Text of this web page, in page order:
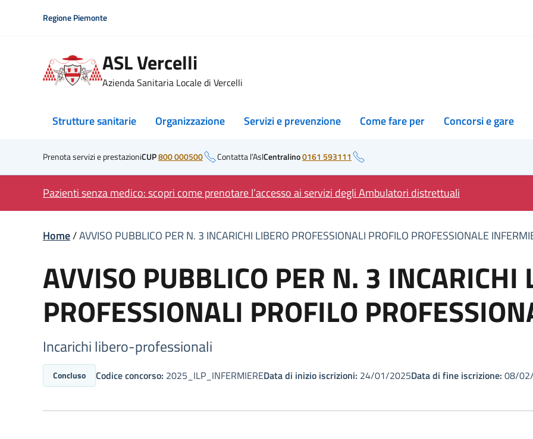
Regione Piemonte
ASL Vercelli
Azienda Sanitaria Locale di Vercelli
Strutture sanitarie Organizzazione Servizi e prevenzione Come fare per Concorsi e gare
Prenota servizi e prestazioniCUP800 000500 Contatta l’AslCentralino0161 593111
Pazienti senza medico: scopri come prenotare l’accesso ai servizi degli Ambulatori distrettuali
Home/AVVISO PUBBLICO PER N. 3 INCARICHI LIBERO PROFESSIONALI PROFILO PROFESSIONALE
AVVISO PUBBLICO PER N. 3 INCARICHI
PROFESSIONALI PROFILO
Incarichi libero-professionali
Concluso Codice concorso: 2025_ILP_INFERMIEREData di inizio iscrizioni: 24/01/2025Data di fine iscrizione: 08/